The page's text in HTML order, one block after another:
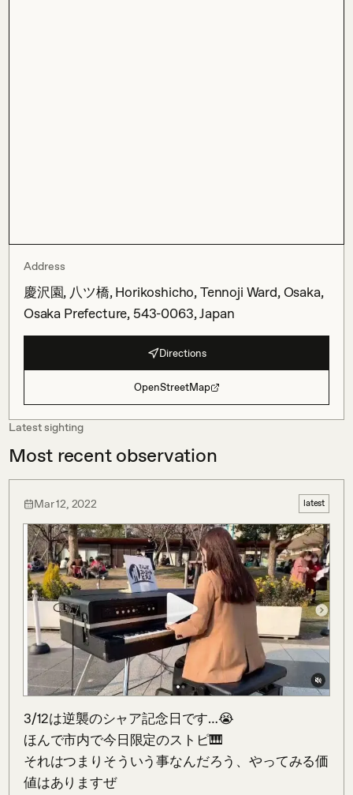
Address
慶沢園, 八ツ橋, Horikoshicho, Tennoji Ward, Osaka,
Osaka Prefecture, 543-0063, Japan
Directions
OpenStreetMap
Latest sighting
Most recent observation
Mar 12, 2022 latest
3/12は逆襲のシャア記念日です…😭
ほんで市内で今日限定のストピ🎹
それはつまりそういう事なんだろう、やってみる価
値はありますぜ